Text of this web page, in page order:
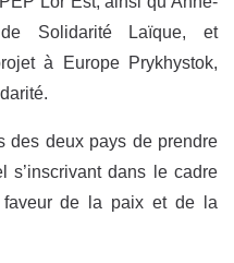
Solidarité Laïque, et
à Europe Prykhystok,
des deux pays de prendre
s’inscrivant dans le cadre
faveur de la paix et de la